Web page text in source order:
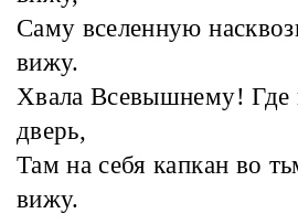
Саму вселенную
вижу.
Хвала Всевышнему! Где
дверь,
Там на себя капкан во
вижу.